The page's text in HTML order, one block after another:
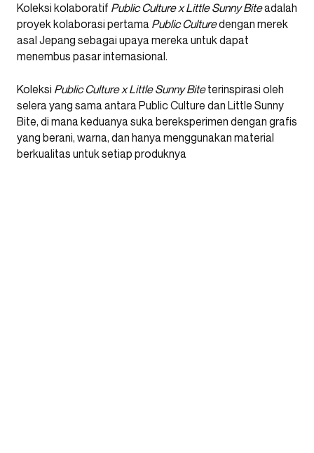
Koleksi kolaboratif Public Culture x Little Sunny Biteadalah
proyek kolaborasi pertama Public Culturedengan merek
asal Jepang sebagai upaya mereka untuk dapat
menembus pasar internasional.
Koleksi Public Culture x Little Sunny Biteterinspirasi oleh
selera yang sama antara Public Culture dan Little Sunny
Bite, di mana keduanya suka bereksperimen dengan grafis
yang berani, warna, dan hanya menggunakan material
berkualitas untuk setiap produknya